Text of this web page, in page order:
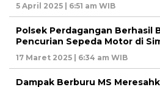
5 April 2025 | 6:51 am WIB
Polsek Perdagangan Berhasil
Pencurian Sepeda Motor di
17 Maret 2025 | 6:34 am WIB
Dampak Berburu MS